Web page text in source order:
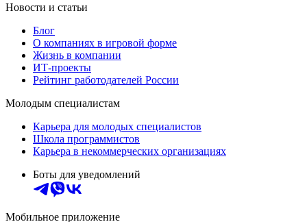
Новости и статьи
Блог
О компаниях в игровой форме
Жизнь в компании
ИТ-проекты
Рейтинг работодателей России
Молодым специалистам
Карьера для молодых специалистов
Школа программистов
Карьера в некоммерческих организациях
Боты для уведомлений
Мобильное приложение